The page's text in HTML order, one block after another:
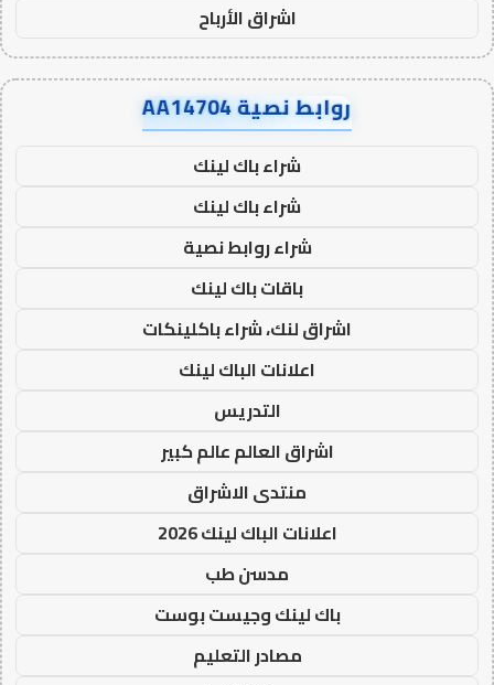
اشراق الأرباح
روابط نصية AA14704
شراء باك لينك
شراء باك لينك
شراء روابط نصية
باقات باك لينك
اشراق لنك، شراء باكلينكات
اعلانات الباك لينك
التدريس
اشراق العالم عالم كبير
منتدى الاشراق
اعلانات الباك لينك 2026
مدسن طب
باك لينك وجيست بوست
مصادر التعليم